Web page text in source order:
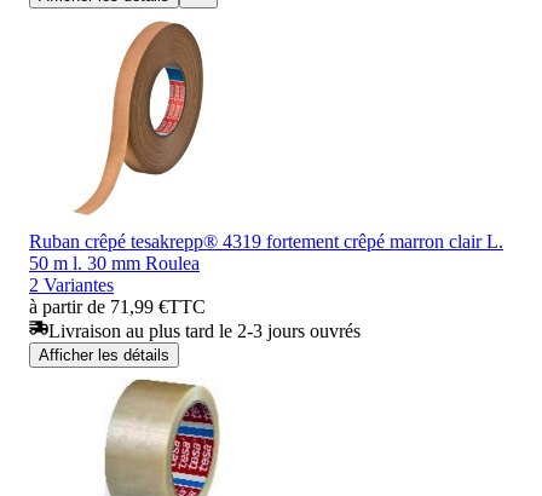
Ruban crêpé tesakrepp® 4319 fortement crêpé marron clair L.
50 m l. 30 mm Roulea
2 Variantes
à partir de 71,99 €TTC
Livraison au plus tard le 2-3 jours ouvrés
Afficher les détails